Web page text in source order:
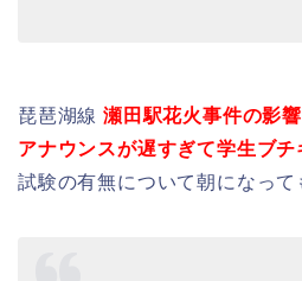
琵琶湖線 瀬田駅花火事件の影
アナウンスが遅すぎて学生ブ
試験の有無について朝になって